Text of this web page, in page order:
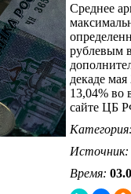
Среднее
рублевым
декаде
13,04% во
сайте ЦБ
Категория:
Источник:
Время: